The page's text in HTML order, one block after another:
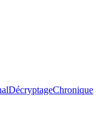
DécryptageChronique